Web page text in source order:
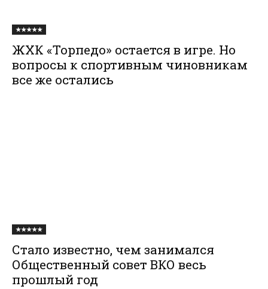
★★★★★
ЖХК «Торпедо» остается в игре. Но
вопросы к спортивным чиновникам
все же остались
★★★★★
Стало известно, чем занимался
Общественный совет ВКО весь
прошлый год